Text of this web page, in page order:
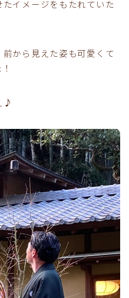
イメージをもたれていた
から見えた姿も可愛くて
♪